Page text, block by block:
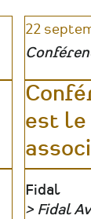
22
est le
Lieu
Fidal
Fidal